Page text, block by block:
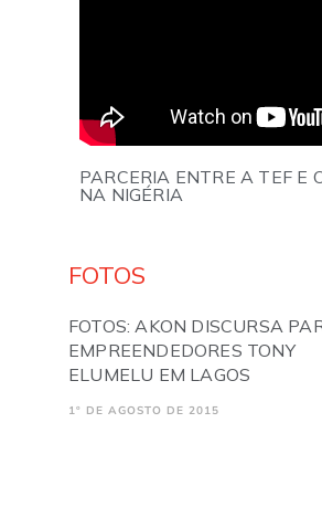
PARCERIA ENTRE A TEF E
NA NIGÉRIA
FOTOS
FOTOS: AKON DISCURSA
EMPREENDEDORES TONY
ELUMELU EM LAGOS
1º DE AGOSTO DE 2015